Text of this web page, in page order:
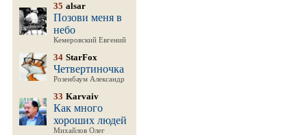
35 alsar
Позови меня в
небо
Кемеровский Евгений
34 StarFox
Четвертиночка
Розенбаум Александр
33 Karvaiv
Как много
хороших людей
Михайлов Олег